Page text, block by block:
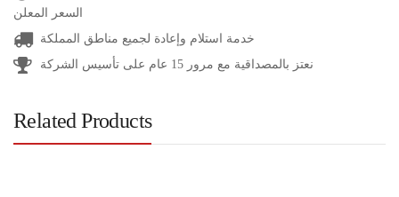
السعر المعلن
خدمة استلام وإعادة لجميع مناطق المملكة
نعتز بالمصداقية مع مرور 15 عام على تأسيس الشركة
Related Products